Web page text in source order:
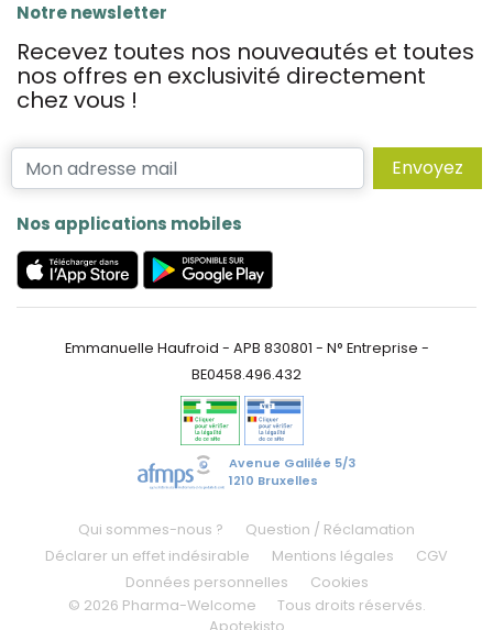
Notre newsletter
Recevez toutes nos nouveautés et toutes
nos offres en exclusivité directement
chez vous !
Envoyez
Nos applications mobiles
Emmanuelle Haufroid - APB 830801 - N° Entreprise -
BE0458.496.432
Avenue Galilée 5/3
1210 Bruxelles
Qui sommes-nous ?
Question / Réclamation
Déclarer un effet indésirable
Mentions légales
CGV
Données personnelles
Cookies
© 2026 Pharma-Welcome
Tous droits réservés.
Apotekisto